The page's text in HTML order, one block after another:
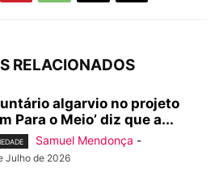
RELACIONADOS
algarvio no projeto
Para o Meio’ diz que a...
Samuel Mendonça -
Julho de 2026